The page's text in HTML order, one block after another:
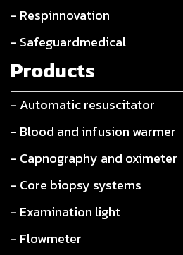
- Respinnovation
- Safeguardmedical
Products
- Automatic resuscitator
- Blood and infusion warmer
- Capnography and oximeter
- Core biopsy systems
- Examination light
- Flowmeter